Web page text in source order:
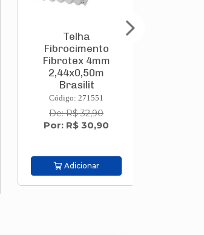
Telha
Fibrocimento
Fibrotex 4mm
2,44x0,50m
Brasilit
Código: 271551
De: R$ 32,90
Por: R$ 30,90
Adicionar